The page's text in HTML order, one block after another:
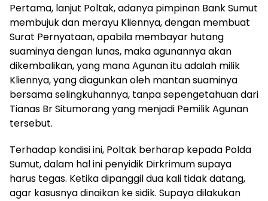
Pertama, lanjut Poltak, adanya pimpinan Bank Sumut
membujuk dan merayu Kliennya, dengan membuat
Surat Pernyataan, apabila membayar hutang
suaminya dengan lunas, maka agunannya akan
dikembalikan, yang mana Agunan itu adalah milik
Kliennya, yang diagunkan oleh mantan suaminya
bersama selingkuhannya, tanpa sepengetahuan dari
Tianas Br Situmorang yang menjadi Pemilik Agunan
tersebut.
Terhadap kondisi ini, Poltak berharap kepada Polda
Sumut, dalam hal ini penyidik Dirkrimum supaya
harus tegas. Ketika dipanggil dua kali tidak datang,
agar kasusnya dinaikan ke sidik. Supaya dilakukan